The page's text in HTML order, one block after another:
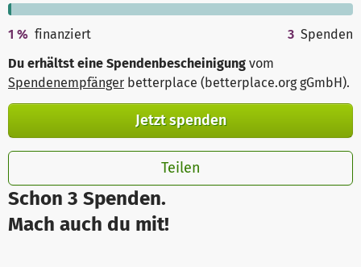
Schon 3 Spenden.
Mach auch du mit!
1 % finanziert 3 Spenden
Du erhältst eine Spendenbescheinigung vom
Spendenempfänger betterplace (betterplace.org gGmbH).
Jetzt spenden
Teilen